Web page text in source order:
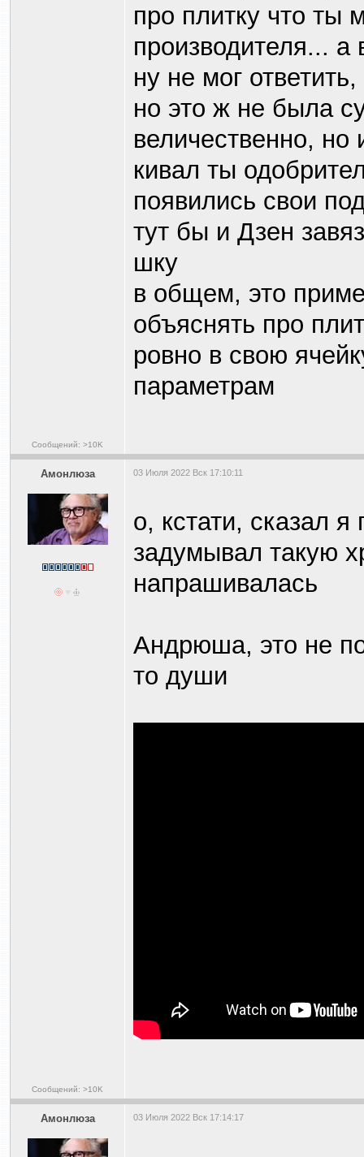
Сообщений: >10K
про плитку что ты
производителя...
ну не мог
но это ж не была
величественно,
кивал ты
появились свои
тут бы и Дзен
шку
в общем, это
объяснять про
ровно в свою
параметрам
Амонлюза
Сообщений: >10K
03 Июля 2022 Вск 17:10:11
о, кстати, сказал
задумывал такую
напрашивалась
Андрюша, это не
то души
Амонлюза 03 Июля 2022 Вск 17:14:17